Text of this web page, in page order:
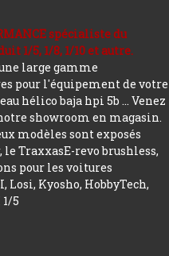
spécialiste du
1/5, 1/8, 1/10 et autre.
large gamme
pour l'équipement de votre
hélico baja hpi 5b ... Venez
showroom en magasin.
modèles sont exposés
le TraxxasE-revo brushless,
pour les voitures
Kyosho, HobbyTech,
5